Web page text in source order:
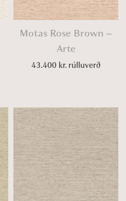
Motas Rose Brown –
Arte
43.400 kr.rúlluverð